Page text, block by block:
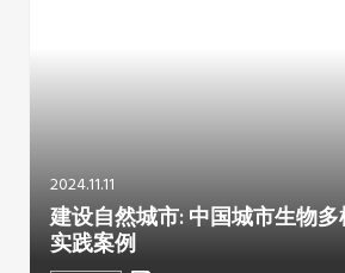
2024.11.11
建设自然城市: 中国城市生物
实践案例